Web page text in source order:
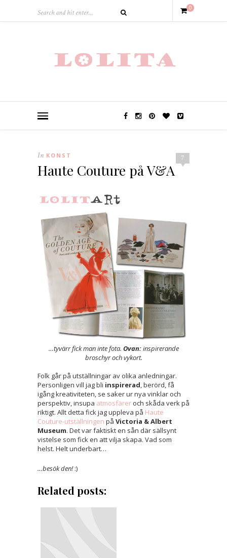
0
7
In KONST
Haute Couture på V&A
…tyvärr fick man inte fota. Ovan:inspirerande
broschyr och vykort.
Folk går på utställningar av olika anledningar.
Personligen vill jag bli inspirerad, berörd, få
igång kreativiteten, se saker ur nya vinklar och
perspektiv, insupa atmosfärer och skåda verk på
riktigt. Allt detta fick jag uppleva på Haute
Couture-utställningen på Victoria & Albert
Museum. Det var faktiskt en sån där sällsynt
vistelse som fick en att vilja skapa. Vad som
helst. Helt underbart…
…besök den!:)
Related posts: